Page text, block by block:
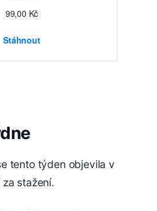
99,00 Kč
Stáhnout
tento týden objevila v
stažení.